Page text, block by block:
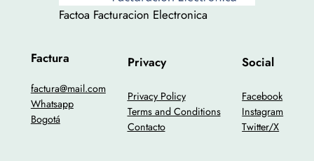
Factoa Facturacion Electronica
Factura
factura@mail.com
Whatsapp
Bogotá
Privacy
Privacy Policy
Terms and Conditions
Contacto
Social
Facebook
Instagram
Twitter/X